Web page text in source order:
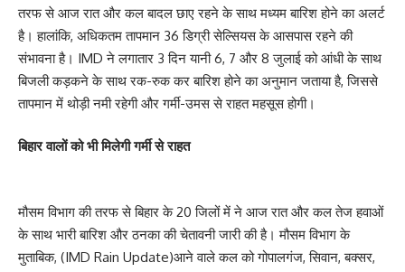
तरफ से आज रात और कल बादल छाए रहने के साथ मध्यम बारिश होने का अलर्ट
है। हालांकि, अधिकतम तापमान 36 डिग्री सेल्सियस के आसपास रहने की
संभावना है। IMD ने लगातार 3 दिन यानी 6, 7 और 8 जुलाई को आंधी के साथ
बिजली कड़कने के साथ रक-रुक कर बारिश होने का अनुमान जताया है, जिससे
तापमान में थोड़ी नमी रहेगी और गर्मी-उमस से राहत महसूस होगी।
बिहार वालों को भी मिलेगी गर्मी से राहत
मौसम विभाग की तरफ से बिहार के 20 जिलों में ने आज रात और कल तेज हवाओं
के साथ भारी बारिश और ठनका की चेतावनी जारी की है। मौसम विभाग के
मुताबिक, (IMD Rain Update)आने वाले कल को गोपालगंज, सिवान, बक्सर,